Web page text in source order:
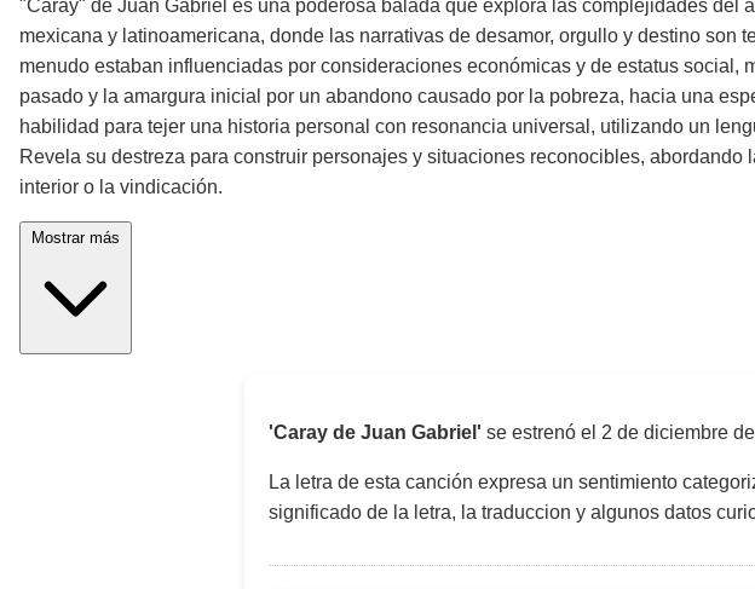
"Caray" de Juan Gabriel es una poderosa balada que explora las complejidades
mexicana y latinoamericana, donde las narrativas de desamor, orgullo y destino
menudo estaban influenciadas por consideraciones económicas y de estatus
pasado y la amargura inicial por un abandono causado por la pobreza, hacia una
habilidad para tejer una historia personal con resonancia universal, utilizando un
Revela su destreza para construir personajes y situaciones reconocibles,
interior o la vindicación.
'Caray de Juan Gabriel' se estrenó el 2 de diciembre
La letra de esta canción expresa un sentimiento
significado de la letra, la traduccion y algunos datos